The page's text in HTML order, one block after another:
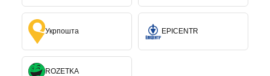
Укрпошта EPICENTR
ROZETKA